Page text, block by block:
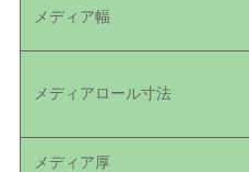
メディア幅
メディアロール寸法
メディア厚